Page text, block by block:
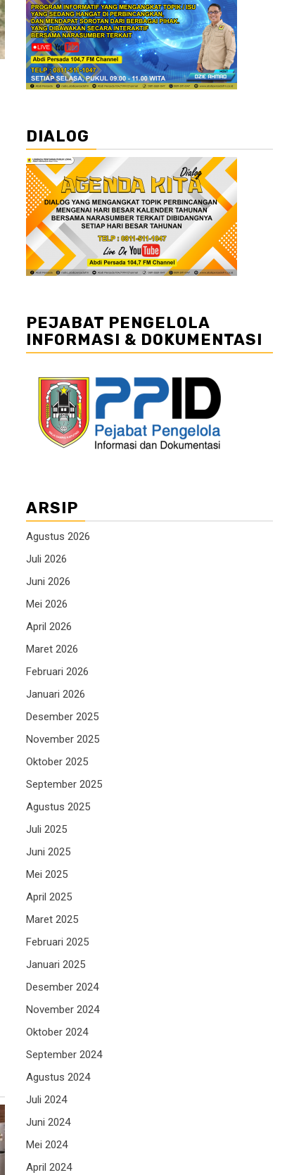
DIALOG
PEJABAT PENGELOLA
INFORMASI & DOKUMENTASI
ARSIP
Agustus 2026
Juli 2026
Juni 2026
Mei 2026
April 2026
Maret 2026
Februari 2026
Januari 2026
Desember 2025
November 2025
Oktober 2025
September 2025
Agustus 2025
Juli 2025
Juni 2025
Mei 2025
April 2025
Maret 2025
Februari 2025
Januari 2025
Desember 2024
November 2024
Oktober 2024
September 2024
Agustus 2024
Juli 2024
Juni 2024
Mei 2024
April 2024